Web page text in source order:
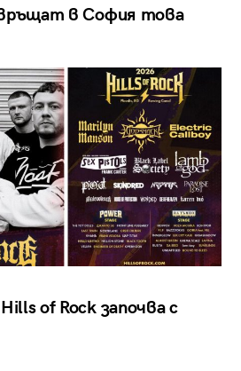
в София това
of Rock започва с